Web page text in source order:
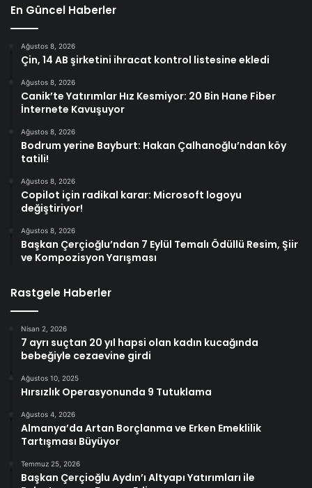
En Güncel Haberler
Ağustos 8, 2026
Çin, 14 AB şirketini ihracat kontrol listesine ekledi
Ağustos 8, 2026
Canik’te Yatırımlar Hız Kesmiyor: 20 Bin Hane Fiber
İnternete Kavuşuyor
Ağustos 8, 2026
Bodrum yerine Bayburt: Hakan Çalhanoğlu’ndan köy
tatili!
Ağustos 8, 2026
Copilot için radikal karar: Microsoft logoyu
değiştiriyor!
Ağustos 8, 2026
Başkan Çerçioğlu’ndan 7 Eylül Temalı Ödüllü Resim, Şiir
ve Kompozisyon Yarışması
Rastgele Haberler
Nisan 2, 2026
7 ayrı suçtan 20 yıl hapsi olan kadın kucağında
bebeğiyle cezaevine girdi
Ağustos 10, 2025
Hırsızlık Operasyonunda 9 Tutuklama
Ağustos 4, 2026
Almanya’da Artan Borçlanma ve Erken Emeklilik
Tartışması Büyüyor
Temmuz 25, 2026
Başkan Çerçioğlu Aydın’ı Altyapı Yatırımları ile